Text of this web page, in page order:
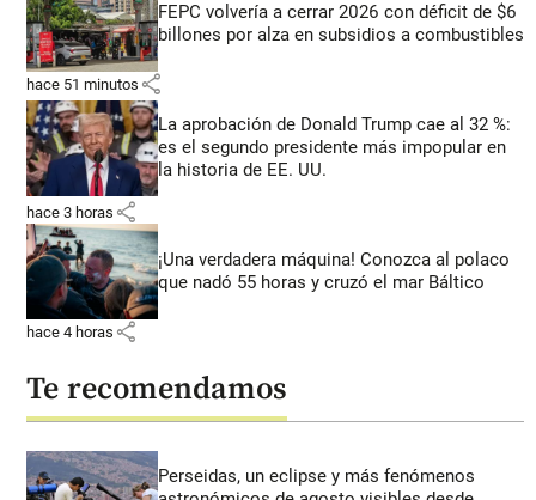
FEPC volvería a cerrar 2026 con déficit de $6
billones por alza en subsidios a combustibles
hace 51 minutos share
La aprobación de Donald Trump cae al 32 %:
es el segundo presidente más impopular en
la historia de EE. UU.
hace 3 horas share
¡Una verdadera máquina! Conozca al polaco
que nadó 55 horas y cruzó el mar Báltico
hace 4 horas share
Te recomendamos
Perseidas, un eclipse y más fenómenos